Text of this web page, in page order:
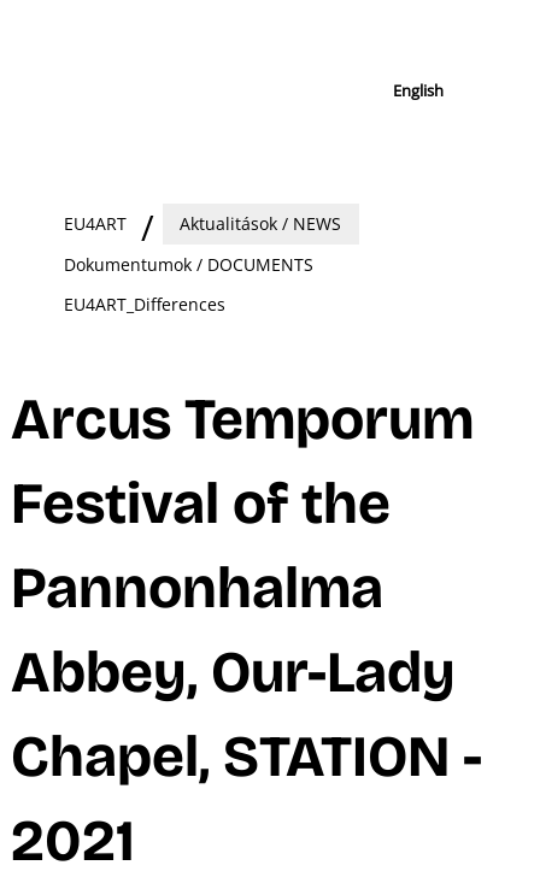
English
EU4ART
Aktualitások / NEWS
Dokumentumok / DOCUMENTS
EU4ART_Differences
Arcus Temporum
Festival of the
Pannonhalma
Abbey, Our-Lady
Chapel, STATION -
2021